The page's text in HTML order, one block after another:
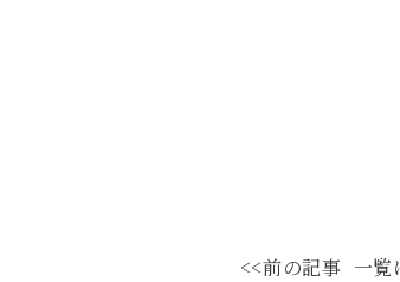
<<前の記事 一覧